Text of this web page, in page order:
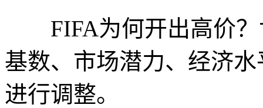
FIFA为何开出高价？
基数、市场潜力、经济
进行调整。